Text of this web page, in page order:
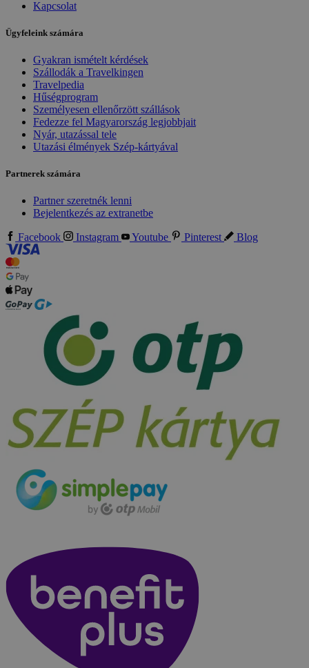
Kapcsolat
Ügyfeleink számára
Gyakran ismételt kérdések
Szállodák a Travelkingen
Travelpedia
Hűségprogram
Személyesen ellenőrzött szállások
Fedezze fel Magyarország legjobbjait
Nyár, utazással tele
Utazási élmények Szép-kártyával
Partnerek számára
Partner szeretnék lenni
Bejelentkezés az extranetbe
Facebook Instagram Youtube Pinterest Blog